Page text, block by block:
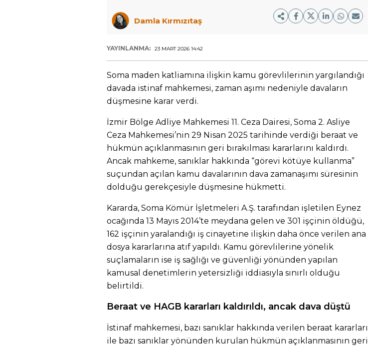
Damla Kırmızıtaş
YAYINLANMA: 23 MART 2026 14:42
Soma maden katliamına ilişkin kamu görevlilerinin yargılandığı
davada istinaf mahkemesi, zaman aşımı nedeniyle davaların
düşmesine karar verdi.
İzmir Bölge Adliye Mahkemesi 11. Ceza Dairesi, Soma 2. Asliye
Ceza Mahkemesi’nin 29 Nisan 2025 tarihinde verdiği beraat ve
hükmün açıklanmasının geri bırakılması kararlarını kaldırdı.
Ancak mahkeme, sanıklar hakkında “görevi kötüye kullanma”
suçundan açılan kamu davalarının dava zamanaşımı süresinin
dolduğu gerekçesiyle düşmesine hükmetti.
Kararda, Soma Kömür İşletmeleri A.Ş. tarafından işletilen Eynez
ocağında 13 Mayıs 2014’te meydana gelen ve 301 işçinin öldüğü,
162 işçinin yaralandığı iş cinayetine ilişkin daha önce verilen ana
dosya kararlarına atıf yapıldı. Kamu görevlilerine yönelik
suçlamaların ise iş sağlığı ve güvenliği yönünden yapılan
kamusal denetimlerin yetersizliği iddiasıyla sınırlı olduğu
belirtildi.
Beraat ve HAGB kararları kaldırıldı, ancak dava düştü
İstinaf mahkemesi, bazı sanıklar hakkında verilen beraat kararları
ile bazı sanıklar yönünden kurulan hükmün açıklanmasının geri